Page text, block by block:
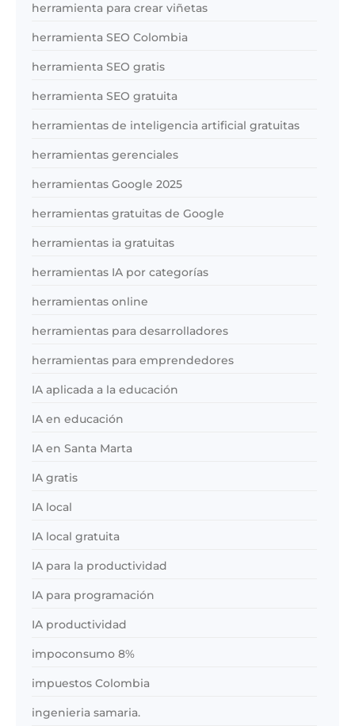
herramienta para crear viñetas
herramienta SEO Colombia
herramienta SEO gratis
herramienta SEO gratuita
herramientas de inteligencia artificial gratuitas
herramientas gerenciales
herramientas Google 2025
herramientas gratuitas de Google
herramientas ia gratuitas
herramientas IA por categorías
herramientas online
herramientas para desarrolladores
herramientas para emprendedores
IA aplicada a la educación
IA en educación
IA en Santa Marta
IA gratis
IA local
IA local gratuita
IA para la productividad
IA para programación
IA productividad
impoconsumo 8%
impuestos Colombia
ingenieria samaria.